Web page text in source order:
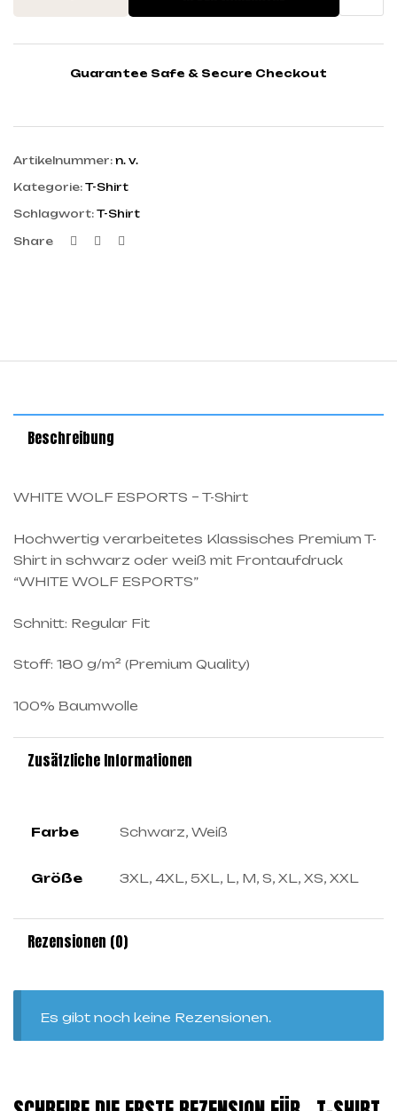
Guarantee Safe & Secure Checkout
Artikelnummer: n. v.
Kategorie: T-Shirt
Schlagwort: T-Shirt
Share Facebook
Twitter
Beschreibung
WHITE WOLF ESPORTS – T-Shirt
Hochwertig verarbeitetes Klassisches Premium T-
Shirt in schwarz oder weiß mit Frontaufdruck
“WHITE WOLF ESPORTS”
Schnitt: Regular Fit
Stoff: 180 g/m² (Premium Quality)
100% Baumwolle
Zusätzliche Informationen
Farbe Schwarz, Weiß
Größe 3XL, 4XL, 5XL, L, M, S, XL, XS, XXL
Rezensionen (0)
Es gibt noch keine Rezensionen.